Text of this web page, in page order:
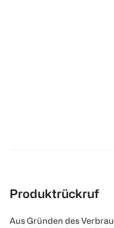
Produktrückruf
Aus Gründen des